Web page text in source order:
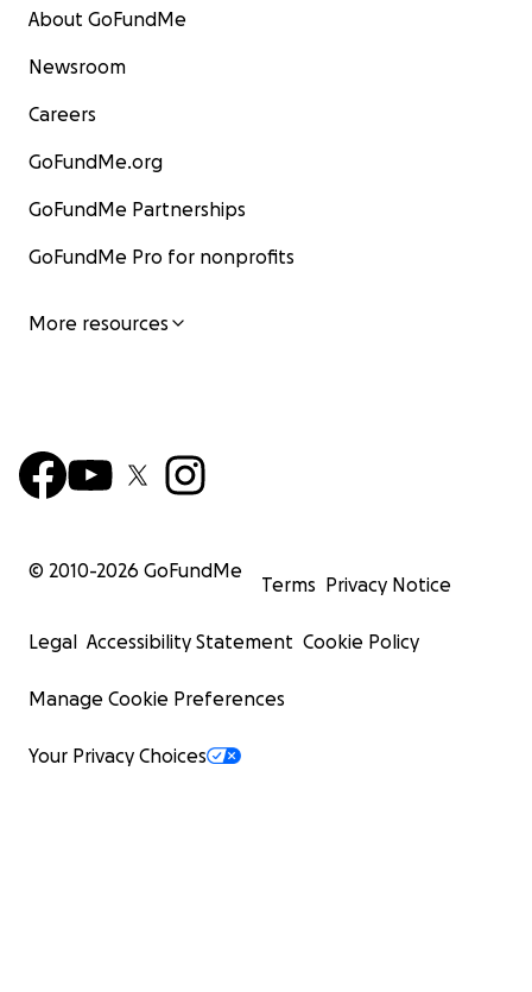
About GoFundMe
Newsroom
Careers
GoFundMe.org
GoFundMe Partnerships
GoFundMe Pro for nonprofits
More resources
© 2010-2026 GoFundMe
Terms Privacy Notice
Legal Accessibility Statement Cookie Policy
Manage Cookie Preferences
Your Privacy Choices